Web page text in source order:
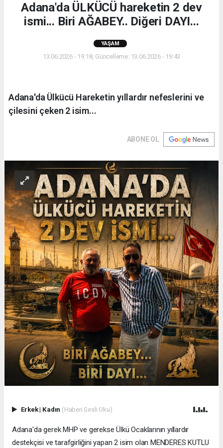
Adana'da ÜLKÜCÜ hareketin 2 dev
ismi... Biri AĞABEY.. Diğeri DAYI...
YAŞAM
13.06.2026 - 19:18, Güncelleme: 13.06.2026 - 19:43
Adana'da Ülkücü Hareketin yıllardır nefeslerini ve
çilesini çeken 2 isim...
ABONE OL
Erkek| Kadın (Haberi Sesli Oku)
Adana'da gerek MHP ve gerekse Ülkü Ocaklarının yıllardır
destekçisi ve tarafgirliğini yapan 2 isim olan MENDERES KUTLU